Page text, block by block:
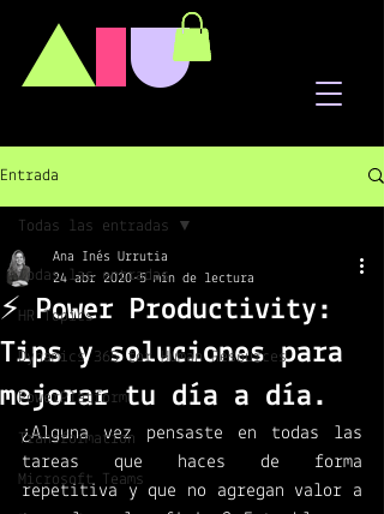
AIU
Entrada
Todas las entradas
HR Topics
Dynamics 365 for Human Resources
PowerPlatform
Transformation
Microsoft Teams
Todas las entradas
⚡ Power Productivity:
Tips y soluciones para
mejorar tu día a día.
Ana Inés Urrutia
24 abr 2020 5 min de lectura
¿Alguna vez pensaste en todas las
tareas que haces de forma
repetitiva y que no agregan valor a